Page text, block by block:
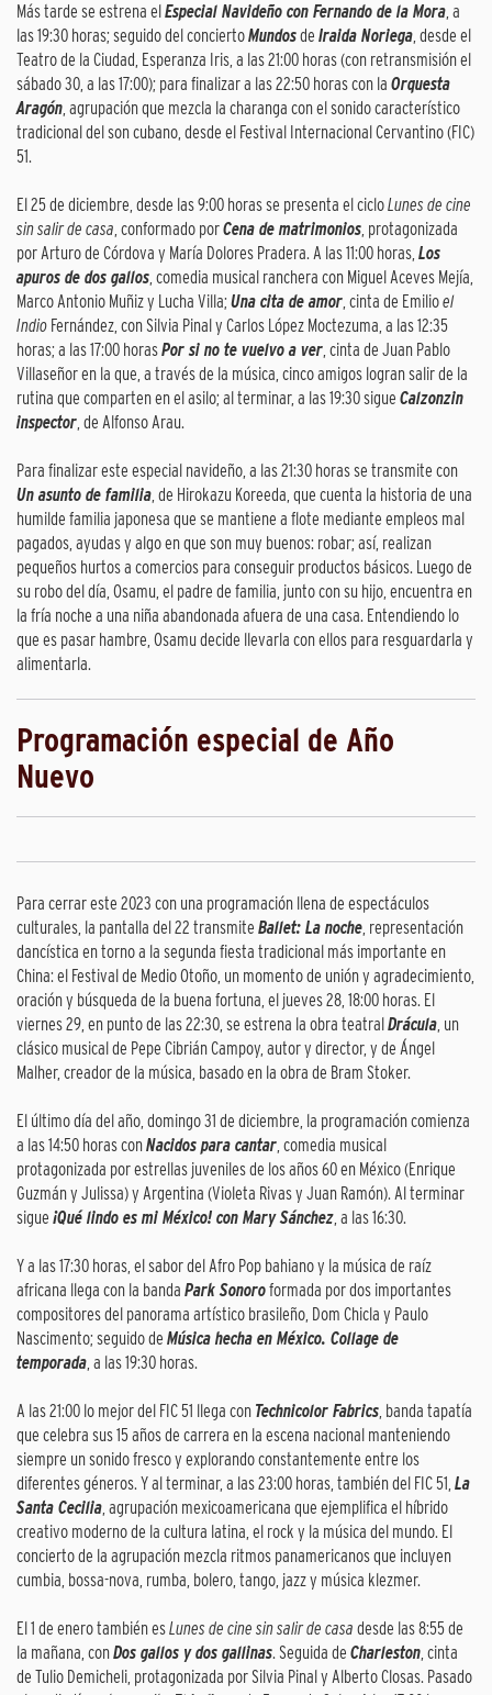
Más tarde se estrena el Especial Navideño con Fernando de la Mora, a
las 19:30 horas; seguido del conciertoMundosde Iraida Noriega, desde el
Teatro de la Ciudad, Esperanza Iris, a las 21:00 horas (con retransmisión el
sábado 30, a las 17:00); para finalizar a las 22:50 horas con la Orquesta
Aragón, agrupación que mezcla la charanga con el sonido característico
tradicional del son cubano, desde el Festival Internacional Cervantino (FIC)
51.
El 25 de diciembre, desde las 9:00 horas se presenta el cicloLunes de cine
sin salir de casa, conformado porCena de matrimonios, protagonizada
por Arturo de Córdova y María Dolores Pradera. A las 11:00 horas, Los
apuros de dos gallos, comedia musical ranchera con Miguel Aceves Mejía,
Marco Antonio Muñiz y Lucha Villa;Una cita de amor, cinta de Emilioel
Indio Fernández, con Silvia Pinal y Carlos López Moctezuma, a las 12:35
horas; a las 17:00 horasPor si no te vuelvo a ver, cinta de Juan Pablo
Villaseñor en la que, a través de la música, cinco amigos logran salir de la
rutina que comparten en el asilo; al terminar, a las 19:30 sigue Calzonzin
inspector, de Alfonso Arau.
Para finalizar este especial navideño, a las 21:30 horas se transmite con
Un asunto de familia, de Hirokazu Koreeda, que cuenta la historia de una
humilde familia japonesa que se mantiene a flote mediante empleos mal
pagados, ayudas y algo en que son muy buenos: robar; así, realizan
pequeños hurtos a comercios para conseguir productos básicos. Luego de
su robo del día, Osamu, el padre de familia, junto con su hijo, encuentra en
la fría noche a una niña abandonada afuera de una casa. Entendiendo lo
que es pasar hambre, Osamu decide llevarla con ellos para resguardarla y
alimentarla.
Programación especial de Año
Nuevo
Para cerrar este 2023 con una programación llena de espectáculos
culturales, la pantalla del 22 transmite Ballet: La noche, representación
dancística en torno a la segunda fiesta tradicional más importante en
China: el Festival de Medio Otoño, un momento de unión y agradecimiento,
oración y búsqueda de la buena fortuna, el jueves 28, 18:00 horas. El
viernes 29, en punto de las 22:30, se estrena la obra teatral Drácula, un
clásico musical de Pepe Cibrián Campoy, autor y director, y de Ángel
Malher, creador de la música, basado en la obra de Bram Stoker.
El último día del año, domingo 31 de diciembre, la programación comienza
a las 14:50 horas conNacidos para cantar, comedia musical
protagonizada por estrellas juveniles de los años 60 en México (Enrique
Guzmán y Julissa) y Argentina (Violeta Rivas y Juan Ramón). Al terminar
sigue ¡Qué lindo es mi México! con Mary Sánchez, a las 16:30.
Y a las 17:30 horas, el sabor del Afro Pop bahiano y la música de raíz
africana llega con la banda Park Sonoroformada por dos importantes
compositores del panorama artístico brasileño, Dom Chicla y Paulo
Nascimento; seguido de Música hecha en México. Collage de
temporada, a las 19:30 horas.
A las 21:00 lo mejor del FIC 51 llega con Technicolor Fabrics, banda tapatía
que celebra sus 15 años de carrera en la escena nacional manteniendo
siempre un sonido fresco y explorando constantemente entre los
diferentes géneros. Y al terminar, a las 23:00 horas, también del FIC 51, La
Santa Cecilia, agrupación mexicoamericana que ejemplifica el híbrido
creativo moderno de la cultura latina, el rock y la música del mundo. El
concierto de la agrupación mezcla ritmos panamericanos que incluyen
cumbia, bossa-nova, rumba, bolero, tango, jazz y música klezmer.
El 1 de enero también esLunes de cine sin salir de casa desde las 8:55 de
la mañana, conDos gallos y dos gallinas. Seguida de Charleston, cinta
de Tulio Demicheli, protagonizada por Silvia Pinal y Alberto Closas. Pasado